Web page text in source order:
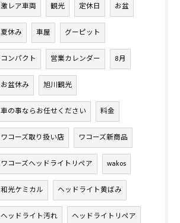
激レア車両 観光 定休日 お盆
夏休み 車屋 グーピット
コンパクト 営業カレンダー 8月
お盆休み 旭川観光
車の事ならお任せください 料金
ワコーズ取り扱い店 ワコーズ新商品
ワコーズヘッドライトリペア wakos
和光ケミカル ヘッドライト黄ばみ
ヘッドライト汚れ ヘッドライトリペア